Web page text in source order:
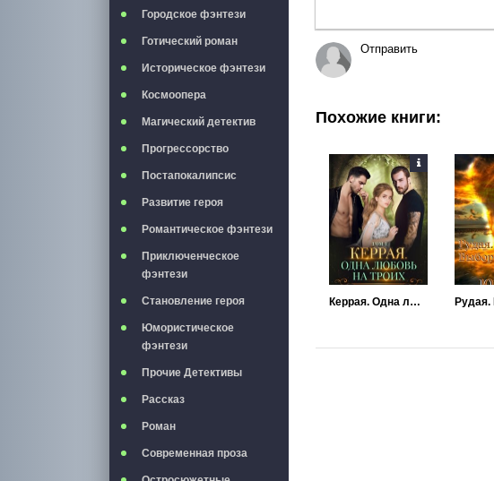
Городское фэнтези
Готический роман
Историческое фэнтези
Космоопера
Магический детектив
Прогрессорство
Постапокалипсис
Развитие героя
Романтическое фэнтези
Приключенческое
фэнтези
Становление героя
Юмористическое
фэнтези
Прочие Детективы
Рассказ
Роман
Современная проза
Отправить
Похожие книги:
Керрая. Одна любовь на троих